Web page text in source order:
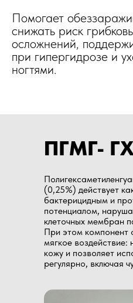
Помогает
снижать риск
осложнений,
при гипергидрозе и
ногтями.
ПГМГ-
(0,25%) действует
бактерицидным и
потенциалом,
клеточных мембран
При этом компонент
мягкое воздействие:
кожу и позволяет
регулярно, включая